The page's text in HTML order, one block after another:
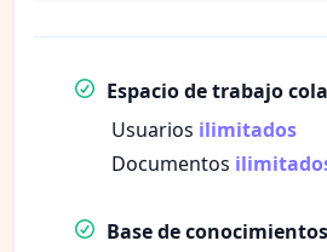
Espacio de trabajo
Usuarios ilimitados
Documentos
Base de conocimientos